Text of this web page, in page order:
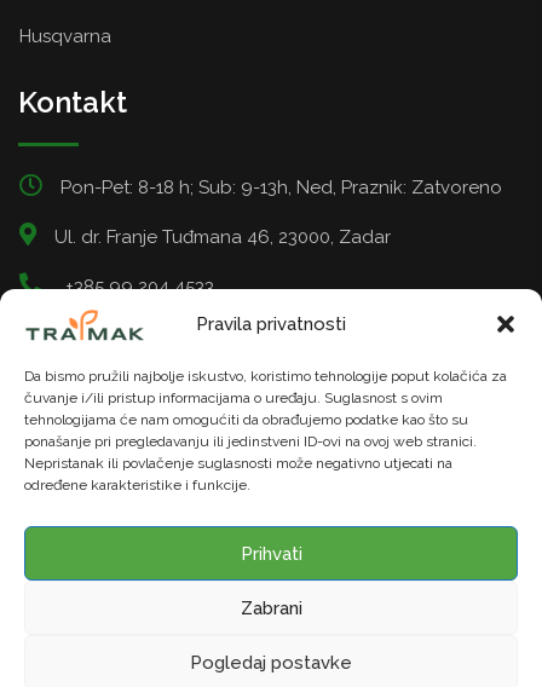
Pravila privatnosti
Da bismo pružili najbolje iskustvo, koristimo tehnologije poput kolačića za
čuvanje i/ili pristup informacijama o uređaju. Suglasnost s ovim
tehnologijama će nam omogućiti da obrađujemo podatke kao što su
ponašanje pri pregledavanju ili jedinstveni ID-ovi na ovoj web stranici.
Nepristanak ili povlačenje suglasnosti može negativno utjecati na
određene karakteristike i funkcije.
Prihvati
Zabrani
Pogledaj postavke
Husqvarna
Kontakt
Pon-Pet: 8-18 h; Sub: 9-13h, Ned, Praznik: Zatvoreno
Ul. dr. Franje Tuđmana 46, 23000, Zadar
+385 99 204 4533
info@tramak.hr
uređaje za gotovinu
Web stranicu izradio: